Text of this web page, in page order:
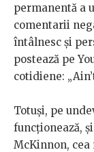
permanentă a
comentarii
întâlnesc şi
postează pe
cotidiene:
Totuşi, pe
funcţionează,
McKinnon,